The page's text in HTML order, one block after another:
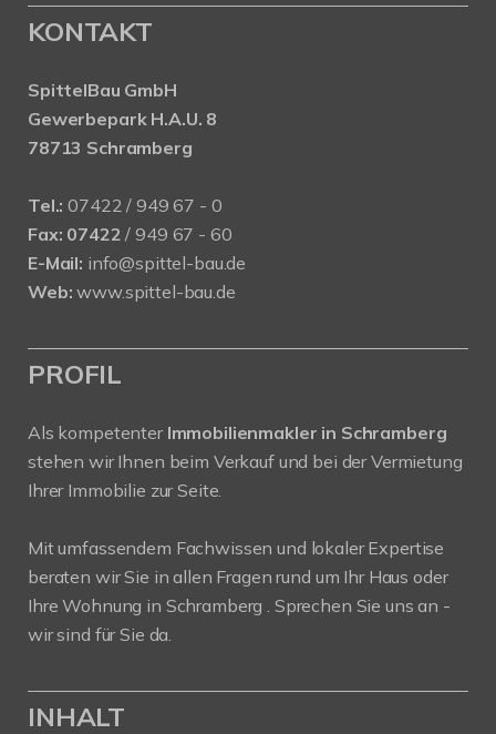
KONTAKT
SpittelBau GmbH
Gewerbepark H.A.U. 8
78713 Schramberg
Tel.: 07422 / 949 67 - 0
Fax: 07422 / 949 67 - 60
E-Mail: info@spittel-bau.de
Web: www.spittel-bau.de
PROFIL
Als kompetenter Immobilienmakler in Schramberg
stehen wir Ihnen beim Verkauf und bei der Vermietung
Ihrer Immobilie zur Seite.
Mit umfassendem Fachwissen und lokaler Expertise
beraten wir Sie in allen Fragen rund um Ihr Haus oder
Ihre Wohnung in Schramberg . Sprechen Sie uns an -
wir sind für Sie da.
INHALT